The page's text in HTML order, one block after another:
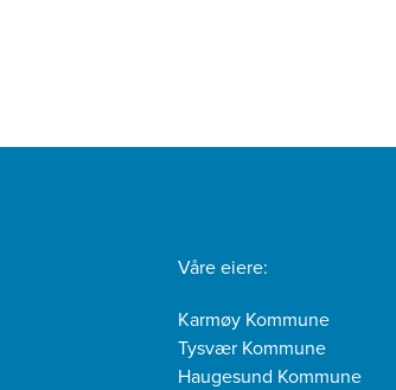
Våre eiere:
Karmøy Kommune
Tysvær Kommune
Haugesund Kommune